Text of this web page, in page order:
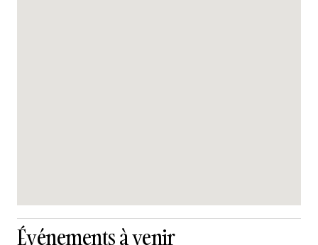
Événements à venir